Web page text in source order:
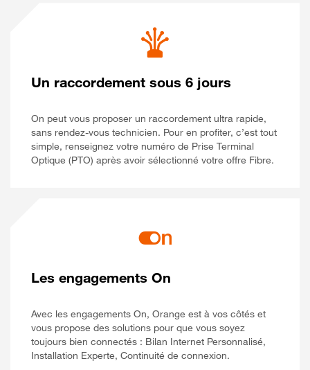
Un raccordement sous 6 jours
On peut vous proposer un raccordement ultra rapide,
sans rendez-vous technicien. Pour en profiter, c’est tout
simple, renseignez votre numéro de Prise Terminal
Optique (PTO) après avoir sélectionné votre offre Fibre.
Les engagements On
Avec les engagements On, Orange est à vos côtés et
vous propose des solutions pour que vous soyez
toujours bien connectés : Bilan Internet Personnalisé,
Installation Experte, Continuité de connexion.